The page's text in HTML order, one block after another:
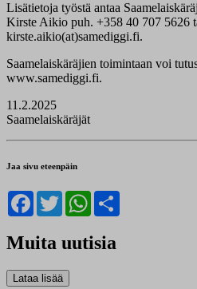
Lisätietoja työstä antaa
Kirste Aikio puh. +358 40 707 5626
kirste.aikio(at)samediggi.fi.
Saamelaiskäräjien toimintaan voi
www.samediggi.fi.
11.2.2025
Saamelaiskäräjät
Jaa sivu eteenpäin
Facebook
TwitterWhatsApp
Muita uutisia